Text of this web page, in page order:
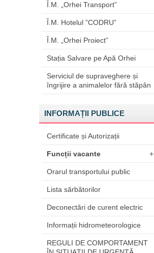
Î.M. „Orhei Transport”
Î.M. Hotelul ”CODRU”
Î.M. „Orhei Proiect”
Stația Salvare pe Apă Orhei
Serviciul de supraveghere și
îngrijire a animalelor fără stăpân
INFORMAȚII PUBLICE
Certificate și Autorizații
Funcții vacante +
Orarul transportului public
Lista sărbătorilor
Deconectări de curent electric
Informații hidrometeorologice
REGULI DE COMPORTAMENT